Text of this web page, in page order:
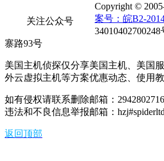
关注公众号
Copyright ©
案号：皖B2-
寨路93号
美国主机侦探仅分享美国主机、美国
外云虚拟主机等方案优惠动态、使用
如有侵权请联系删除邮箱：
违法和不良信息举报邮箱：
返回顶部